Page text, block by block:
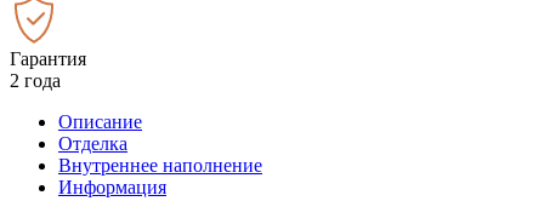
Гарантия
2 года
Описание
Отделка
Внутреннее наполнение
Информация